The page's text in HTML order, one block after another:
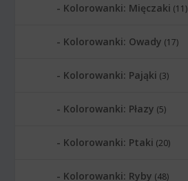
Kolorowanki: Mięczaki (11)
Kolorowanki: Owady (17)
Kolorowanki: Pająki (3)
Kolorowanki: Płazy (5)
Kolorowanki: Ptaki (20)
Kolorowanki: Ryby (48)